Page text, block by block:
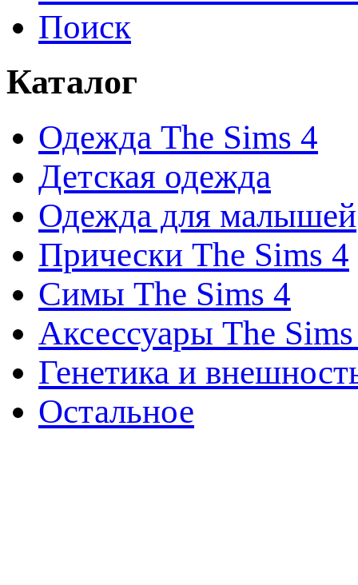
Поиск
Каталог
Одежда The Sims 4
Детская одежда
Одежда для малышей
Прически The Sims 4
Симы The Sims 4
Аксессуары The
Генетика и
Остальное